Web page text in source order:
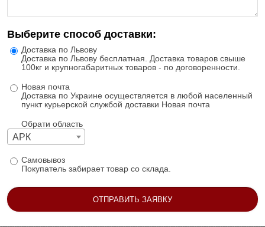
Выберите способ доставки:
Доставка по Львову
Доставка по Львову бесплатная. Доставка товаров свыше
100кг и крупногабаритных товаров - по договоренности.
Новая почта
Доставка по Украине осуществляется в любой населенный
пункт курьерской службой доставки Новая почта
Обрати область
АРК
Самовывоз
Покупатель забирает товар со склада.